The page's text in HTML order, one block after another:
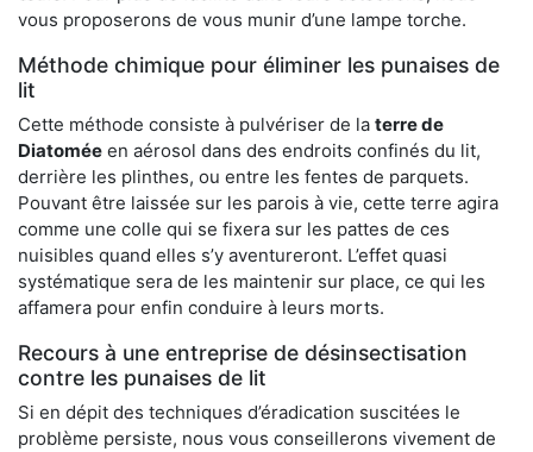
vous proposerons de vous munir d’une lampe torche.
Méthode chimique pour éliminer les punaises de
lit
Cette méthode consiste à pulvériser de la terre de
Diatomée en aérosol dans des endroits confinés du lit,
derrière les plinthes, ou entre les fentes de parquets.
Pouvant être laissée sur les parois à vie, cette terre agira
comme une colle qui se fixera sur les pattes de ces
nuisibles quand elles s’y aventureront. L’effet quasi
systématique sera de les maintenir sur place, ce qui les
affamera pour enfin conduire à leurs morts.
Recours à une entreprise de désinsectisation
contre les punaises de lit
Si en dépit des techniques d’éradication suscitées le
problème persiste, nous vous conseillerons vivement de